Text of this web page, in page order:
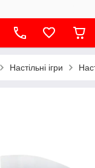
Настільні ігри